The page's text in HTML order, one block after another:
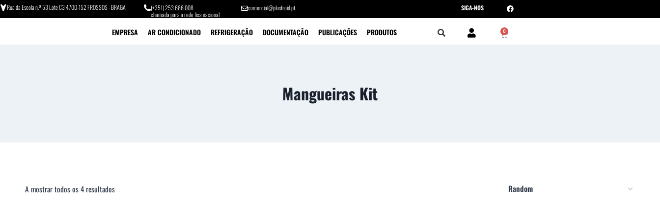
Rua da Escola n.º 53 Lote C3 4700-152 FROSSOS - BRAGA
(+351) 253 686 008
chamada para a rede fixa nacional
comercial@plusfroid.pt SIGA-NOS
EMPRESA AR CONDICIONADO REFRIGERAÇÃO DOCUMENTAÇÃO PUBLICAÇÕES PRODUTOS 0
Mangueiras Kit
A mostrar todos os 4 resultados